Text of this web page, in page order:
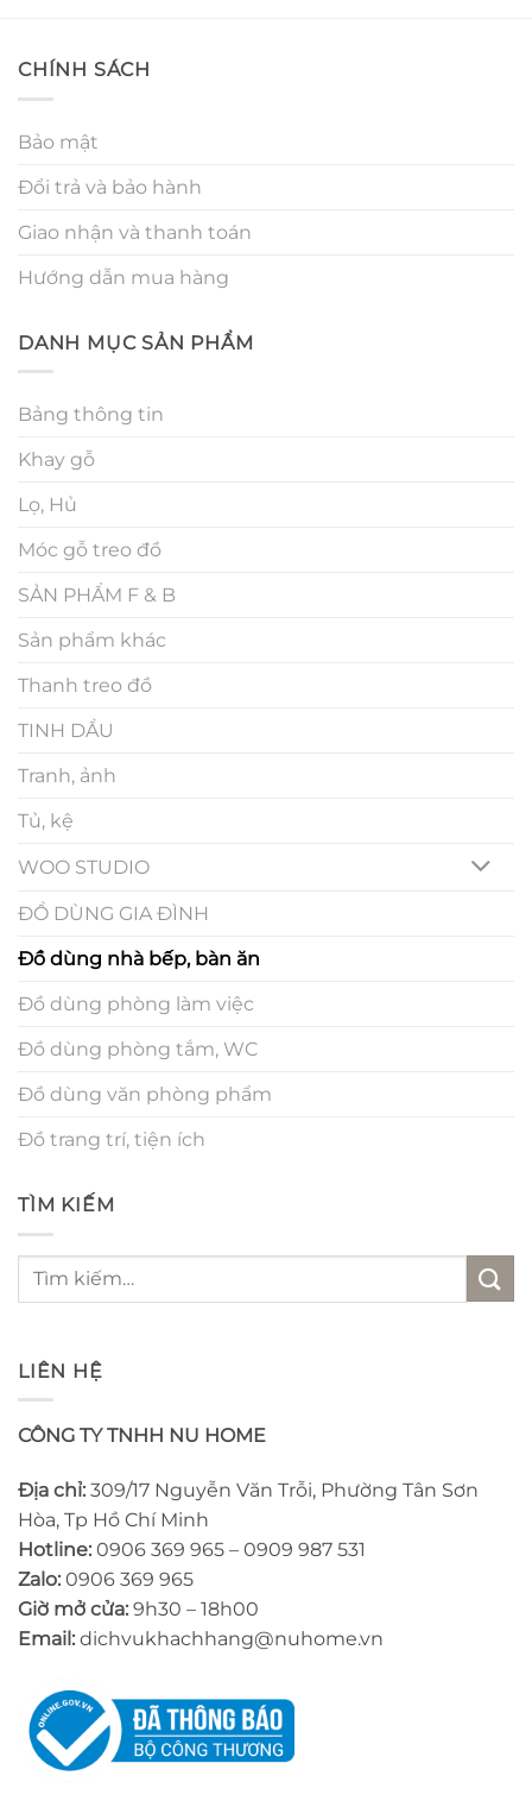
CHÍNH SÁCH
Bảo mật
Đổi trả và bảo hành
Giao nhận và thanh toán
Hướng dẫn mua hàng
DANH MỤC SẢN PHẨM
Bảng thông tin
Khay gỗ
Lọ, Hủ
Móc gỗ treo đồ
SẢN PHẨM F & B
Sản phẩm khác
Thanh treo đồ
TINH DẦU
Tranh, ảnh
Tủ, kệ
WOO STUDIO
ĐỒ DÙNG GIA ĐÌNH
Đồ dùng nhà bếp, bàn ăn
Đồ dùng phòng làm việc
Đồ dùng phòng tắm, WC
Đồ dùng văn phòng phẩm
Đồ trang trí, tiện ích
TÌM KIẾM
Tìm
LIÊN HỆ
CÔNG TY TNHH NU HOME
Địa chỉ: 309/17 Nguyễn Văn Trỗi, Phường Tân Sơn
Hòa, Tp Hồ Chí Minh
Hotline: 0906 369 965 – 0909 987 531
Zalo: 0906 369 965
Giờ mở cửa: 9h30 – 18h00
Email: dichvukhachhang@nuhome.vn